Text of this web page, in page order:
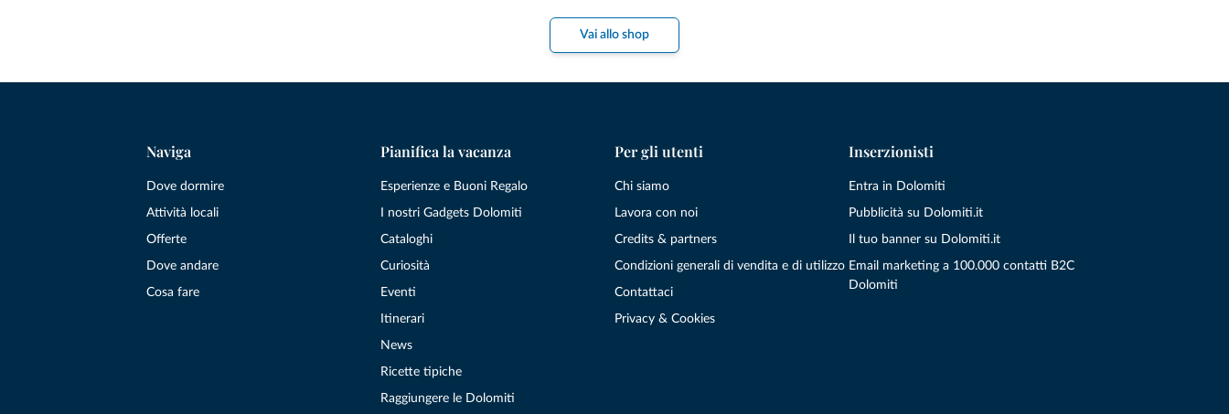
Vai allo shop
Naviga
Dove dormire
Attività locali
Offerte
Dove andare
Cosa fare
Pianifica la vacanza
Esperienze e Buoni Regalo
I nostri Gadgets Dolomiti
Cataloghi
Curiosità
Eventi
Itinerari
News
Ricette tipiche
Raggiungere le Dolomiti
Per gli utenti
Chi siamo
Lavora con noi
Credits & partners
Condizioni generali di vendita e di utilizzo
Contattaci
Privacy & Cookies
Inserzionisti
Entra in Dolomiti
Pubblicità su Dolomiti.it
Il tuo banner su Dolomiti.it
Email marketing a 100.000 contatti B2C
Dolomiti